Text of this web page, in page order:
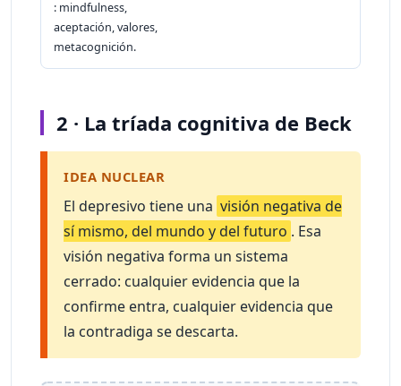
: mindfulness,
aceptación, valores,
metacognición.
2 · La tríada cognitiva de Beck
IDEA NUCLEAR
El depresivo tiene una visión negativa de
sí mismo, del mundo y del futuro . Esa
visión negativa forma un sistema
cerrado: cualquier evidencia que la
confirme entra, cualquier evidencia que
la contradiga se descarta.